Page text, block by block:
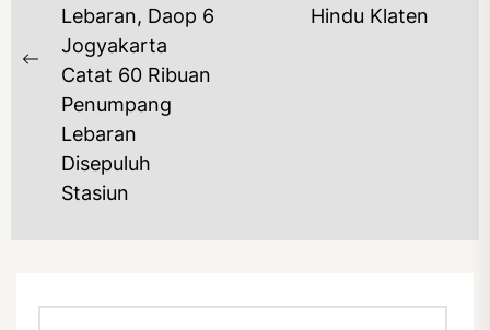
Previous
post:
Lebaran, Daop 6
Jogyakarta
Catat 60 Ribuan
Penumpang
Lebaran
Disepuluh
Stasiun
Hindu Klaten